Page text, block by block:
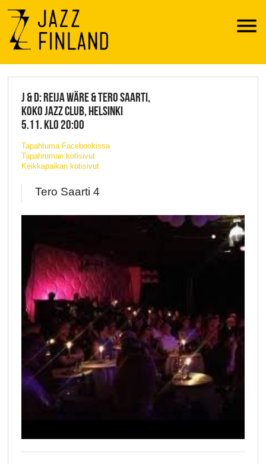
Menu
JAZZ FINLAND LIVE
J & D: REIJA WÄRE & TERO SAARTI,
KOKO JAZZ CLUB, HELSINKI
5.11. KLO 20:00
Tapahtuma Facebookissa
Tapahtuman kotisivut
Keikkapaikan kotisivut
Tero Saarti 4